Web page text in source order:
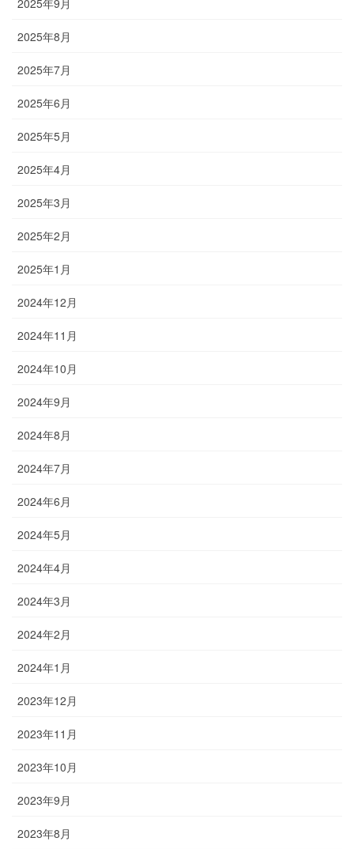
2025年9月
2025年8月
2025年7月
2025年6月
2025年5月
2025年4月
2025年3月
2025年2月
2025年1月
2024年12月
2024年11月
2024年10月
2024年9月
2024年8月
2024年7月
2024年6月
2024年5月
2024年4月
2024年3月
2024年2月
2024年1月
2023年12月
2023年11月
2023年10月
2023年9月
2023年8月